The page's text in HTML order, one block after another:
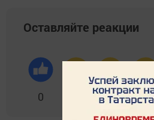
Оставляйте реакции
0 0 0